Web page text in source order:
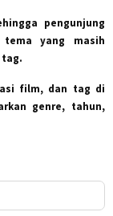
pengunjung
yang masih
tag.
film, dan tag di
genre, tahun,